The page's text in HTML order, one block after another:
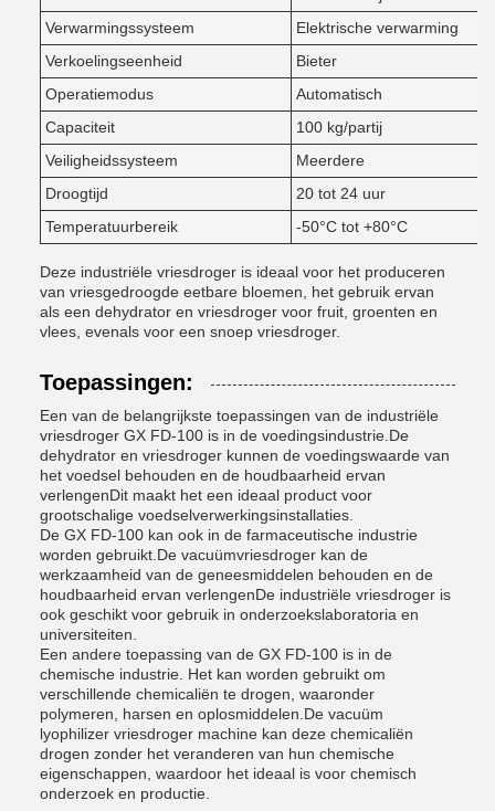
Verwarmingssysteem
Elektrische verwarming
Verkoelingseenheid
Bieter
Operatiemodus
Automatisch
Capaciteit
100 kg/partij
Veiligheidssysteem
Meerdere
Droogtijd
20 tot 24 uur
Temperatuurbereik
-50°C tot +80°C
Deze industriële vriesdroger is ideaal voor het produceren
van vriesgedroogde eetbare bloemen, het gebruik ervan
als een dehydrator en vriesdroger voor fruit, groenten en
vlees, evenals voor een snoep vriesdroger.
Toepassingen:
Een van de belangrijkste toepassingen van de industriële
vriesdroger GX FD-100 is in de voedingsindustrie.De
dehydrator en vriesdroger kunnen de voedingswaarde van
het voedsel behouden en de houdbaarheid ervan
verlengenDit maakt het een ideaal product voor
grootschalige voedselverwerkingsinstallaties.
De GX FD-100 kan ook in de farmaceutische industrie
worden gebruikt.De vacuümvriesdroger kan de
werkzaamheid van de geneesmiddelen behouden en de
houdbaarheid ervan verlengenDe industriële vriesdroger is
ook geschikt voor gebruik in onderzoekslaboratoria en
universiteiten.
Een andere toepassing van de GX FD-100 is in de
chemische industrie. Het kan worden gebruikt om
verschillende chemicaliën te drogen, waaronder
polymeren, harsen en oplosmiddelen.De vacuüm
lyophilizer vriesdroger machine kan deze chemicaliën
drogen zonder het veranderen van hun chemische
eigenschappen, waardoor het ideaal is voor chemisch
onderzoek en productie.